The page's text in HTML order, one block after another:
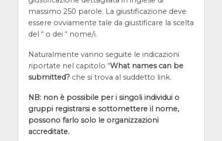
massimo 250 parole. La giustificazione deve
essere ovviamente tale da giustificare la scelta
del “ o dei “ nome/i.
Naturalmente vanno seguite le indicazioni
riportate nel capitolo “What names can be
submitted? che si trova al suddetto link.
NB: non è possibile per i singoli individui o
gruppi registrarsi e sottomettere il nome,
possono farlo solo le organizzazioni
accreditate.